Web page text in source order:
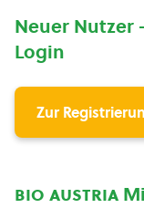
Neuer Nutzer
Login
Zur
bio austria